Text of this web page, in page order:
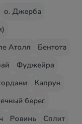
о. Джерба
Атолл
Бентота
Фуджейра
Капрун
берег
Ровинь
Сплит